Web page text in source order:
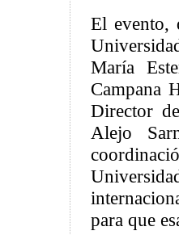
El evento,
María
Campana
Director
Alejo
para que